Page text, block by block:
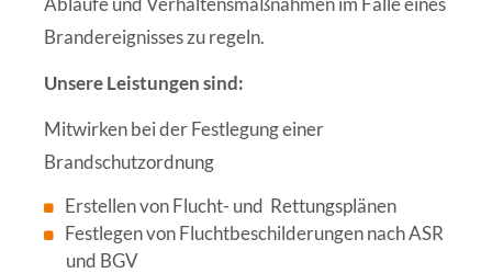
Brandereignisses zu regeln.
Unsere Leistungen sind:
Mitwirken bei der Festlegung einer
Brandschutzordnung
Erstellen von Flucht- und Rettungsplänen
Festlegen von Fluchtbeschilderungen nach ASR
und BGV